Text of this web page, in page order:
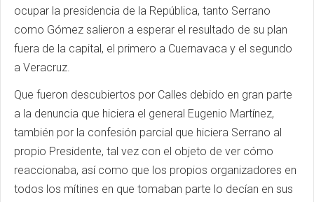
ocupar la presidencia de la República, tanto Serrano
como Gómez salieron a esperar el resultado de su plan
fuera de la capital, el primero a Cuernavaca y el segundo
a Veracruz.
Que fueron descubiertos por Calles debido en gran parte
a la denuncia que hiciera el general Eugenio Martínez,
también por la confesión parcial que hiciera Serrano al
propio Presidente, tal vez con el objeto de ver cómo
reaccionaba, así como que los propios organizadores en
todos los mítines en que tomaban parte lo decían en sus